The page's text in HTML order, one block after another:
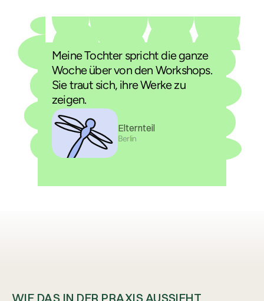
Meine Tochter spricht die ganze
Woche über von den Workshops.
Sie traut sich, ihre Werke zu
zeigen.
Elternteil
Berlin
WIE DAS IN DER PRAXIS AUSSIEHT